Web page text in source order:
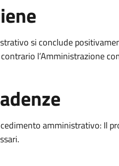
si conclude
l’Amministrazione
amministrativo: Il